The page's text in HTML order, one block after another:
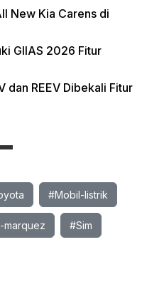
New Kia Carens di
GIIAS 2026 Fitur
dan REEV Dibekali Fitur
#Mobil-listrik
marquez #Sim